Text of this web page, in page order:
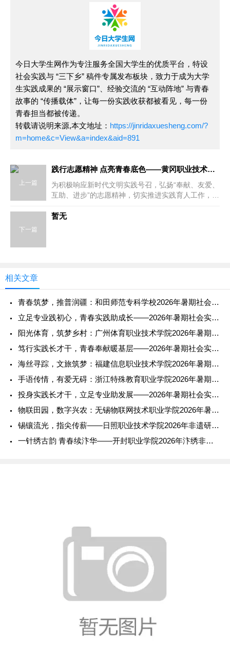
今日大学生网作为专注服务全国大学生的优质平台，特设
社会实践与 “三下乡” 稿件专属发布板块，致力于成为大学
生实践成果的 “展示窗口”、经验交流的 “互动阵地” 与青春
故事的 “传播载体”，让每一份实践收获都被看见，每一份
青春担当都被传递。
转载请说明来源,本文地址： https://jinridaxuesheng.com/?
m=home&c=View&a=index&aid=891
上一篇
践行志愿精神 点亮青春底色——黄冈职业技术学院2026年志愿
为积极响应新时代文明实践号召，弘扬“奉献、友爱、
互助、进步”的志愿精神，切实推进实践育人工作，引
下一篇
暂无
相关文章
青春筑梦，推普润疆：和田师范专科学校2026年暑期社会实践纪
立足专业践初心，青春实践助成长——2026年暑期社会实践报告
阳光体育，筑梦乡村：广州体育职业技术学院2026年暑期社会实
笃行实践长才干，青春奉献暖基层——2026年暑期社会实践报告
海丝寻踪，文旅筑梦：福建信息职业技术学院2026年暑期社会实
手语传情，有爱无碍：浙江特殊教育职业学院2026年暑期社会实
投身实践长才干，立足专业助发展——2026年暑期社会实践报告
物联田园，数字兴农：无锡物联网技术职业学院2026年暑期社会
锡镶流光，指尖传薪——日照职业技术学院2026年非遗研学实践
一针绣古韵 青春续汴华——开封职业学院2026年汴绣非遗传承